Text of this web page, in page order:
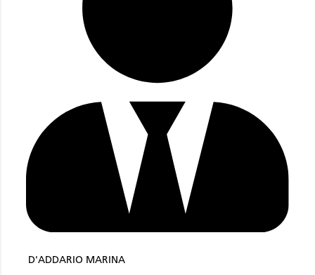
D'ADDARIO MARINA